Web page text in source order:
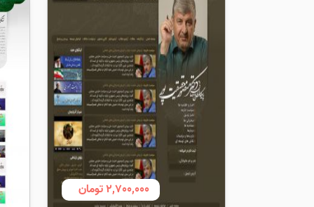
2,700,000 تومان